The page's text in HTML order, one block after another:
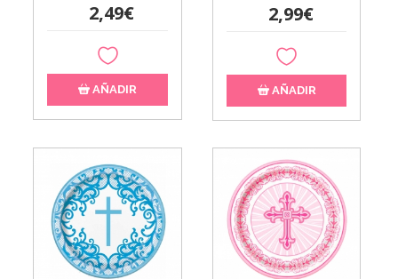
2,49€
AÑADIR
2,99€
AÑADIR